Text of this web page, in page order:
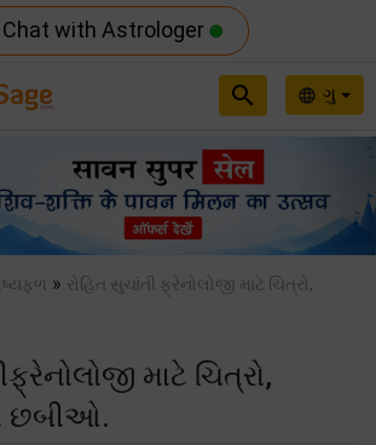
Chat with Astrologer
language ગુ
search
» રોહિત સુચાંતી ફ્રેનોલોજી માટે ચિત્રો,
માટે ચિત્રો,
છબીઓ.